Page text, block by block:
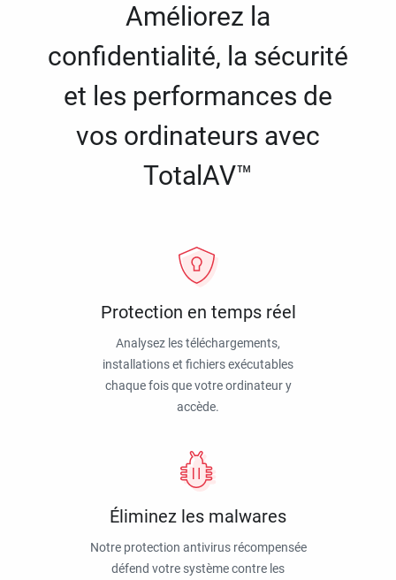
Améliorez la
confidentialité, la sécurité
et les performances de
vos ordinateurs avec
TotalAV™
Protection en temps réel
Analysez les téléchargements,
installations et fichiers exécutables
chaque fois que votre ordinateur y
accède.
Éliminez les malwares
Notre protection antivirus récompensée
défend votre système contre les